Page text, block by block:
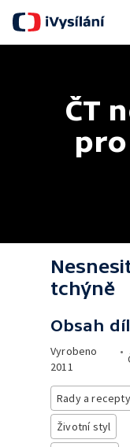
ČT
tchýně
Obsah
Vyrobeno
2011
•
Rady a recepty
Životní styl